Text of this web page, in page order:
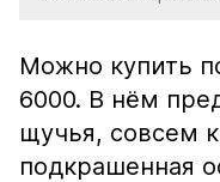
Можно купить
6000. В нём
щучья, совсем
подкрашенная